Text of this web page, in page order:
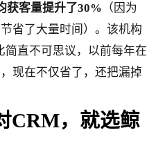
获客量提升了30% （因为
省了大量时间）。该机构
简直不可思议，以前每年在
现在不仅省了，还把漏掉
CRM，就选鲸